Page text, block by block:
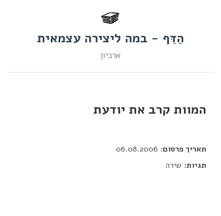
הַדַּף - במה ליצירה עצמאית
ארכיון
המוות קרב את יודעת
תאריך פרסום:
תגיות: שירה